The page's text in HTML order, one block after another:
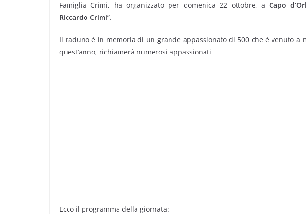
Famiglia Crimi, ha organizzato per domenica 22 ottobre, aCapo
Riccardo Crimi”.
Il raduno è in memoria di un grande appassionato di 500 che è venuto a
quest’anno, richiamerà numerosi appassionati.
Ecco il programma della giornata: